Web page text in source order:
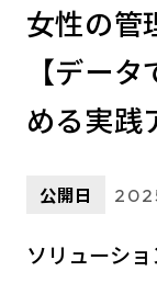
女性の管
【デー
める実践
公開日
ソリューシ